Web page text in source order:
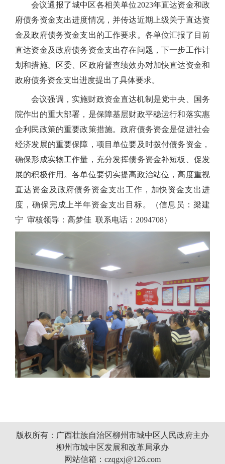
会议通报了城中区各相关单位2023年直达资金和政
府债务资金支出进度情况，并传达近期上级关于直达资
金及政府债务资金支出的工作要求。各单位汇报了目前
直达资金及政府债务资金支出存在问题，下一步工作计
划和措施。区委、区政府督查绩效办对加快直达资金和
政府债务资金支出进度提出了具体要求。
会议强调，实施财政资金直达机制是党中央、国务
院作出的重大部署，是保障基层财政平稳运行和落实惠
企利民政策的重要政策措施。政府债务资金是促进社会
经济发展的重要保障，项目单位要及时拨付债务资金，
确保形成实物工作量，充分发挥债务资金补短板、促发
展的积极作用。各单位要切实提高政治站位，高度重视
直达资金及政府债务资金支出工作，加快资金支出进
度，确保完成上半年资金支出目标。（信息员：梁建
宁 审核领导：高梦佳 联系电话：2094708）
版权所有：广西壮族自治区柳州市城中区人民政府主办
柳州市城中区发展和改革局承办
网站信箱：czqgxj@126.com